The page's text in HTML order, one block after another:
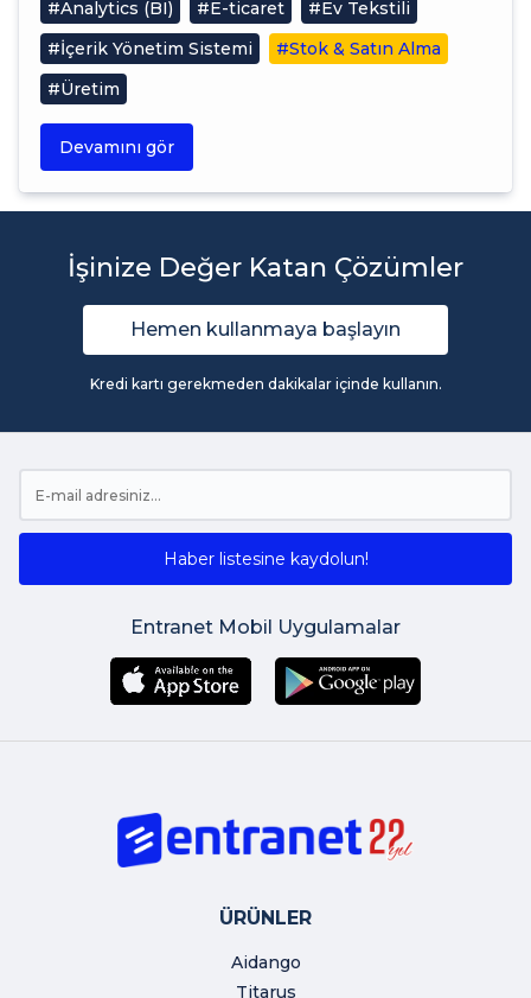
#Analytics (BI) #E-ticaret
#Ev Tekstili
#İçerik Yönetim Sistemi
#Stok & Satın Alma
#Üretim
Devamını gör
İşinize Değer Katan Çözümler
Hemen kullanmaya başlayın
Kredi kartı gerekmeden dakikalar içinde kullanın.
Haber listesine kaydolun!
Entranet Mobil Uygulamalar
ÜRÜNLER
Aidango
Titarus